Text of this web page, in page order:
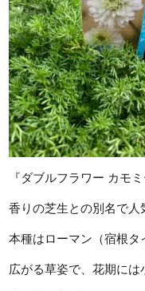
『ダブルフラワー カモミ
香りの芝生との別名で人
本種はローマン（宿根タ
広がる草姿で、花期に